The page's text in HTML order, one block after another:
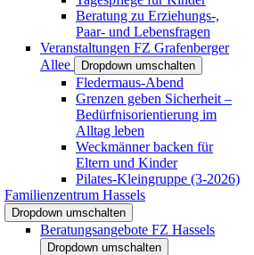
Beratung zu Erziehungs-,
Paar- und Lebensfragen
Veranstaltungen FZ Grafenberger
Allee
Dropdown umschalten
Fledermaus-Abend
Grenzen geben Sicherheit –
Bedürfnisorientierung im
Alltag leben
Weckmänner backen für
Eltern und Kinder
Pilates-Kleingruppe (3-2026)
Familienzentrum Hassels
Dropdown umschalten
Beratungsangebote FZ Hassels
Dropdown umschalten